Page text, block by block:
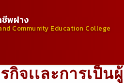
ชีพฝาง
Community Education College
กิจเเละการเป็นผู้